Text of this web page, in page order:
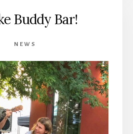
Buddy Bar!
NEWS